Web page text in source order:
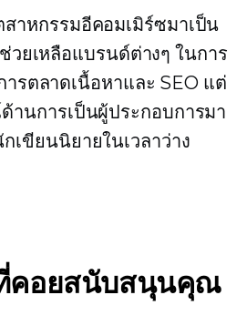
าหกรรมอีคอมเมิร์ซมาเป็น
วยเหลือแบรนด์ต่างๆ ในการ
รตลาดเนื้อหาและ SEO แต่
านการเป็นผู้ประกอบการมา
เขียนนิยายในเวลาว่าง
คอยสนับสนุนคุณ